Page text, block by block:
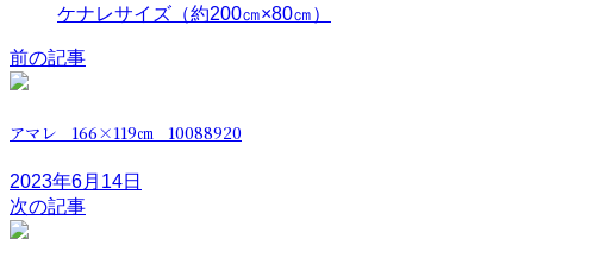
ケナレサイズ（約200㎝×80㎝）
前の記事
アマレ 166×119㎝ 10088920
2023年6月14日
次の記事